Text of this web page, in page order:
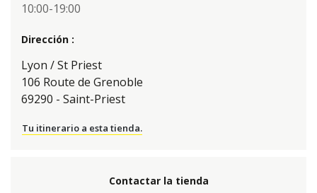
10:00-19:00
Dirección :
Lyon / St Priest
106 Route de Grenoble
69290 - Saint-Priest
Tu itinerario a esta tienda.
Contactar la tienda